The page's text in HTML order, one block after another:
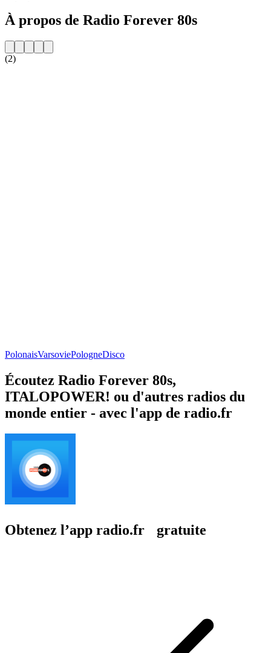
À propos de Radio Forever 80s
(2)
PolonaisVarsoviePologneDisco
Écoutez Radio Forever 80s,
ITALOPOWER! ou d'autres radios du
monde entier - avec l'app de radio.fr
Obtenez l’app radio.fr gratuite